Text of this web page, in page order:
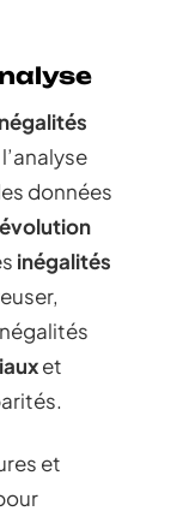
données
évolution
inégalités
et
et